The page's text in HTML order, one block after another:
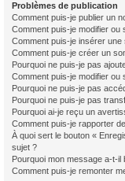
Problèmes de publication
Comment puis-je publier un
Comment puis-je modifier ou
Comment puis-je insérer
Comment puis-je créer un
Pourquoi ne puis-je pas
Comment puis-je modifier ou
Pourquoi ne puis-je pas
Pourquoi ne puis-je pas
Pourquoi ai-je reçu un
Comment puis-je rapporter
À quoi sert le bouton «
sujet ?
Pourquoi mon message a-t-il
Comment puis-je remonter